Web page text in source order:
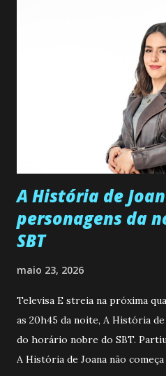
A História de
personagens da
SBT
maio 23, 2026
Televisa E streia na próxima
as 20h45 da noite, A História de
do horário nobre do SBT.
A História de Joana não